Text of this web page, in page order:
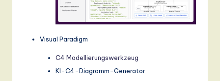
Visual Paradigm
C4 Modellierungswerkzeug
KI-C4-Diagramm-Generator